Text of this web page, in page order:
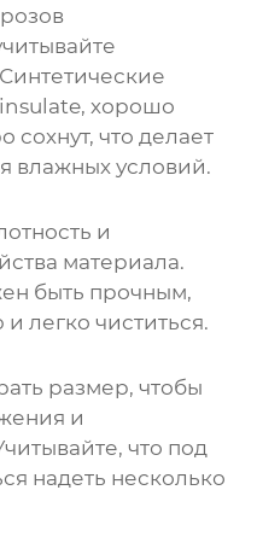
хорошо
сохнут, что делает
влажных условий.
и
материала.
быть прочным,
легко чиститься.
размер, чтобы
и
что под
надеть несколько